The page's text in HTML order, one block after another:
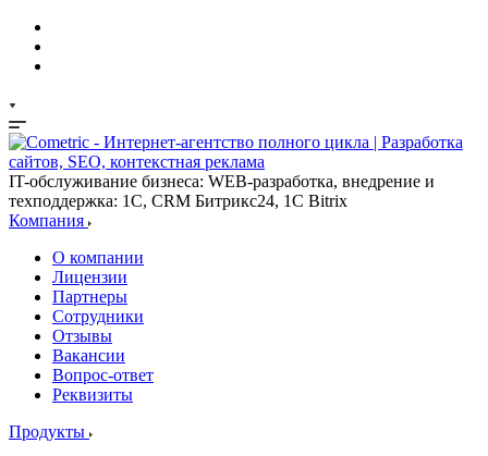
IT-обслуживание бизнеса: WEB-разработка, внедрение и
техподдержка: 1С, CRM Битрикс24, 1С Bitrix
Компания
О компании
Лицензии
Партнеры
Сотрудники
Отзывы
Вакансии
Вопрос-ответ
Реквизиты
Продукты